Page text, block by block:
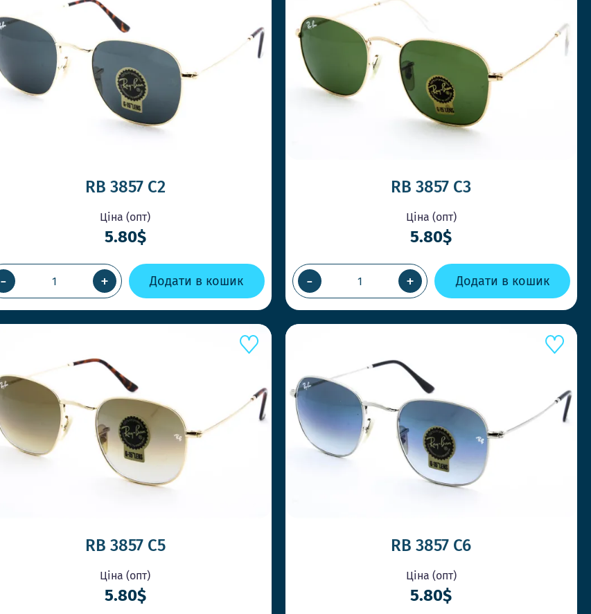
RB 3857 C2
Ціна (опт)
5.80$
- + Додати в кошик
RB 3857 C3
Ціна (опт)
5.80$
- + Додати в кошик
RB 3857 C5
Ціна (опт)
5.80$
RB 3857 C6
Ціна (опт)
5.80$
ШВИДШЕ
ПРИ ЗАМОВЛЕННІ ДО 14-00
Працюємо швидко, щоб Ви
товар коли потрібно
НОВІ СТИЛЬНІ МОДЕЛІ
Ловіть тренди першими та
ОК